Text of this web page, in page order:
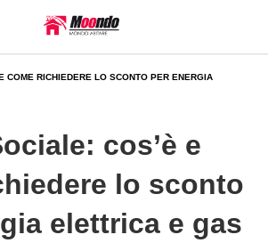
COME RICHIEDERE LO SCONTO PER ENERGIA
cos’è e
lo sconto
elettrica e gas